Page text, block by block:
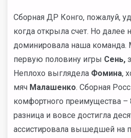
Сборная ДР Конго, пожалуй,
когда открыла счет. Но далее
доминировала наша
первую половину игры Сень,
Неплохо выглядела Фомина,
мяч Малашенко. Сборная
комфортного преимущества –
разница и вовсе достигла
ассистировала вышедшей на